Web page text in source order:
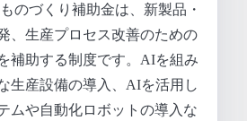
ものづくり補助金は、新製品・
、生産プロセス改善のための
補助する制度です。AIを組み
生産設備の導入、AIを活用し
ムや自動化ロボットの導入な